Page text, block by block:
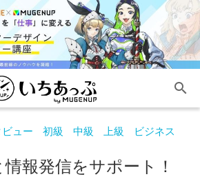
search
ュー 初級 中級 上級 ビジネス
報発信をサポート！